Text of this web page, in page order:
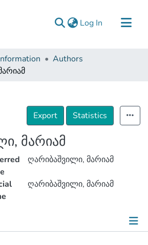
Log In (current)
Authors
Export Statistics
მარიამ
ღარიბაშვილი, მარიამ
ღარიბაშვილი, მარიამ